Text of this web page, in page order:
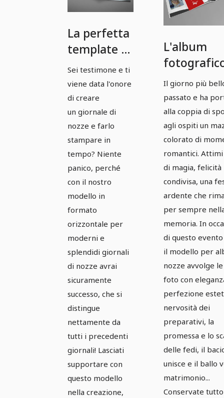
La perfetta
template di
giornale
per
matrimoni
in formato
orizzontale
- Versione 2
Sei testimone e ti
viene data l'onore
di creare
un giornale di
nozze e farlo
stampare in
tempo? Niente
panico, perché
con il nostro
modello in
formato
orizzontale per
moderni e
splendidi giornali
di nozze avrai
sicuramente
successo, che si
distingue
nettamente da
tutti i precedenti
giornali! Lasciati
supportare con
questo modello
nella creazione,
L'album
nozze
- Versione
Il giorno più
passato e ha
alla coppia di
agli ospiti un
colorato di
romantici.
di magia, felicità
condivisa, una
ardente che
per sempre
memoria. In
di questo
il modello per
nozze avvolge
foto con
perfezione
nervosità dei
preparativi, la
promessa e lo
delle fedi, il
unisce e il ballo
matrimonio...
Conservate